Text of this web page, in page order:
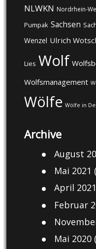
NLWKN Nordrhein-
Pumpak Sachsen
Wenzel Ulrich
Lies Wolf
Wolfsmanagement
Wölfe Wölfe in
Archive
August
Mai 2021
April 2021
Februar
Mai 2020